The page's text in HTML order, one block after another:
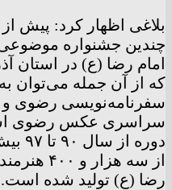
بلاغی اظهار کرد: پیش
چندین جشنواره
امام رضا (ع) در استان
که از آن جمله می‌توان
سفرنامه‌نویسی رضوی
سراسری عکس رضوی
از سه
رضا (ع) تولید شده است.